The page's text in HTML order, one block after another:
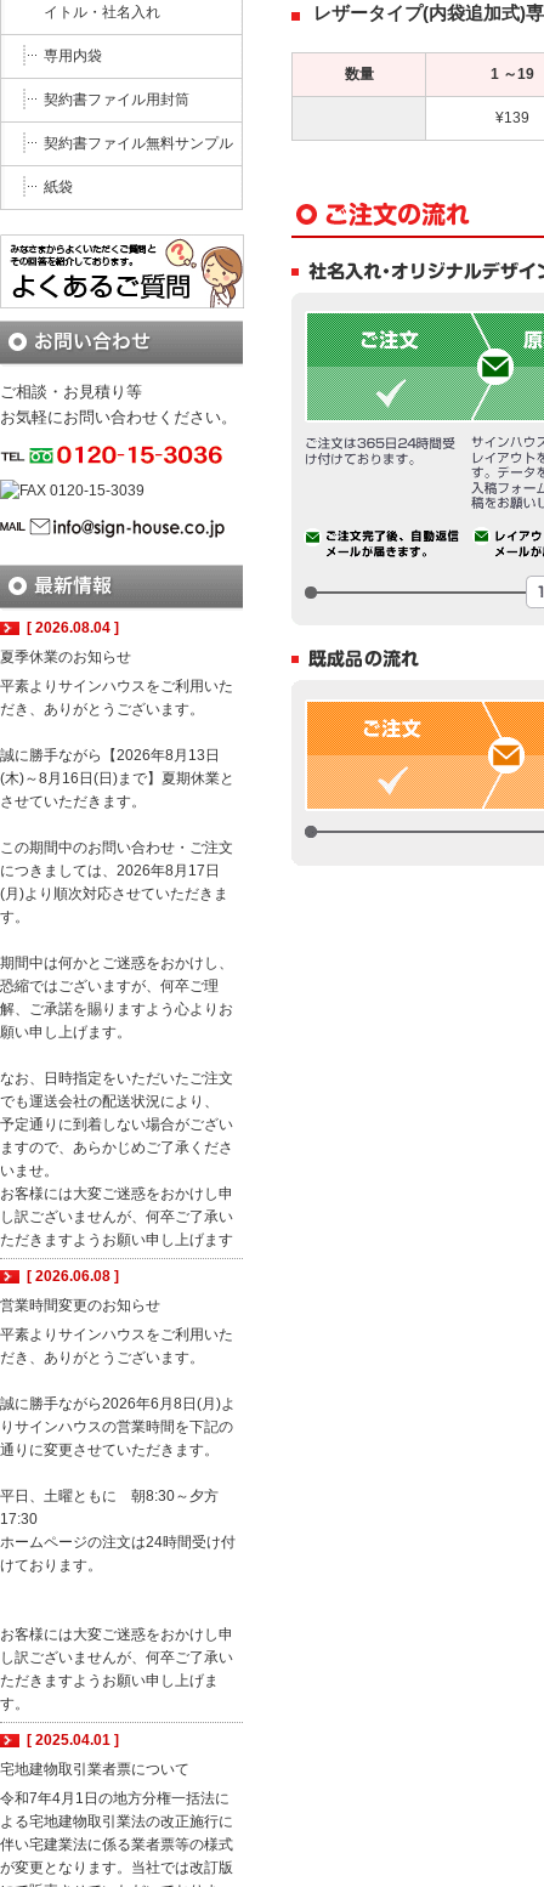
レザータイプ(内袋追加式)
数量 1 ～19
¥139
イトル・社名入れ
専用内袋
契約書ファイル用封筒
契約書ファイル無料サンプル
紙袋
ご相談・お見積り等
お気軽にお問い合わせください。
[ 2026.08.04 ]
夏季休業のお知らせ
平素よりサインハウスをご利用いた
だき、ありがとうございます。
誠に勝手ながら【2026年8月13日
(木)～8月16日(日)まで】夏期休業と
させていただきます。
この期間中のお問い合わせ・ご注文
につきましては、2026年8月17日
(月)より順次対応させていただきま
す。
期間中は何かとご迷惑をおかけし、
恐縮ではございますが、何卒ご理
解、ご承諾を賜りますよう心よりお
願い申し上げます。
なお、日時指定をいただいたご注文
でも運送会社の配送状況により、
予定通りに到着しない場合がござい
ますので、あらかじめご了承くださ
いませ。
お客様には大変ご迷惑をおかけし申
し訳ございませんが、何卒ご了承い
ただきますようお願い申し上げます
[ 2026.06.08 ]
営業時間変更のお知らせ
平素よりサインハウスをご利用いた
だき、ありがとうございます。
誠に勝手ながら2026年6月8日(月)よ
りサインハウスの営業時間を下記の
通りに変更させていただきます。
平日、土曜ともに 朝8:30～夕方
17:30
ホームページの注文は24時間受け付
けております。
お客様には大変ご迷惑をおかけし申
し訳ございませんが、何卒ご了承い
ただきますようお願い申し上げま
す。
[ 2025.04.01 ]
宅地建物取引業者票について
令和7年4月1日の地方分権一括法に
よる宅地建物取引業法の改正施行に
伴い宅建業法に係る業者票等の様式
が変更となります。当社では改訂版